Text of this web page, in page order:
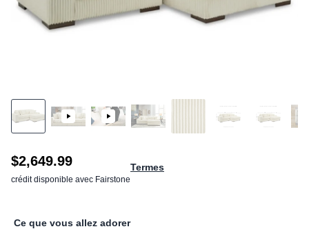
$2,649.99
crédit disponible avec Fairstone
Termes
Ce que vous allez adorer